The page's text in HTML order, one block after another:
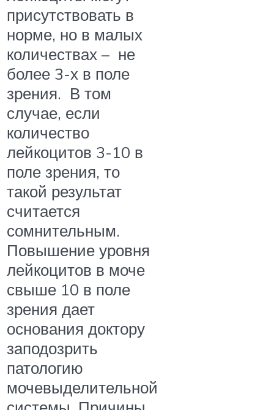
присутствовать в
норме, но в малых
количествах – не
более 3-х в поле
зрения. В том
случае, если
количество
лейкоцитов 3-10 в
поле зрения, то
такой результат
считается
сомнительным.
Повышение уровня
лейкоцитов в моче
свыше 10 в поле
зрения дает
основания доктору
заподозрить
патологию
мочевыделительной